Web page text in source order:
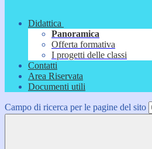
Didattica
Panoramica
Offerta formativa
I progetti delle classi
Contatti
Area Riservata
Documenti utili
Campo di ricerca per le pagine del sito